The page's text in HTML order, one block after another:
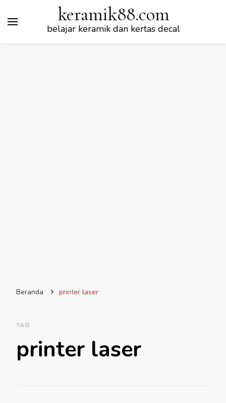
keramik88.com
belajar keramik dan kertas decal
Beranda printer laser
TAG
printer laser